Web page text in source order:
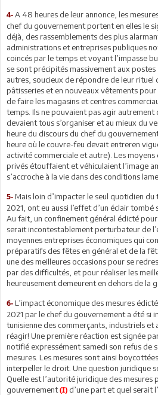
4- A 48 heures de leur annonce, les
chef du gouvernement portent en elles le
déjà, des rassemblements des plus
administrations et entreprises publiques
coincés par le temps et voyant l’impasse
se sont précipités massivement aux postes
autres, soucieux de répondre de leur rituel
pâtisseries et en nouveaux vêtements
de faire les magasins et centres
temps. Ils ne pouvaient pas agir autrement
devaient tous s’organiser et au mieux du
heure du discours du chef du
heure où le couvre-feu devait entreren
activité commerciale et autre). Les
privés étouffaient et véhiculaient l’image
s’accroche à la vie dans des conditions
5- Mais loin d’impacter le seul quotidien du
2021, ont eu aussi l’effet d’un éclair
Au fait, un confinement général édicté pour
serait incontestablement perturbateur de
moyennes entreprises économiques qui
préparatifs des fêtes en général et de la
une des meilleures occasions pour se
par des difficultés, et pour réaliser les
heureusement demeurent en dehors de la
6- L’impact économique des mesures
2021 par le chef du gouvernement a été si
tunisienne des commerçants, industriels et
réagir! Une première réaction est signée par
notifié expressément samedi son refus de
mesures. Les mesures sont ainsi
interpeller le droit. Une question juridique
Quelle est l’autorité juridique des mesures
gouvernement(I) d’une part et quel serait